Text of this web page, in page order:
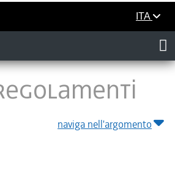
ITA
naviga nell'argomento